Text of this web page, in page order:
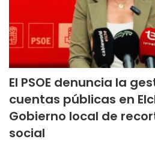
El PSOE denuncia la
cuentas públicas en
Gobierno local de
social